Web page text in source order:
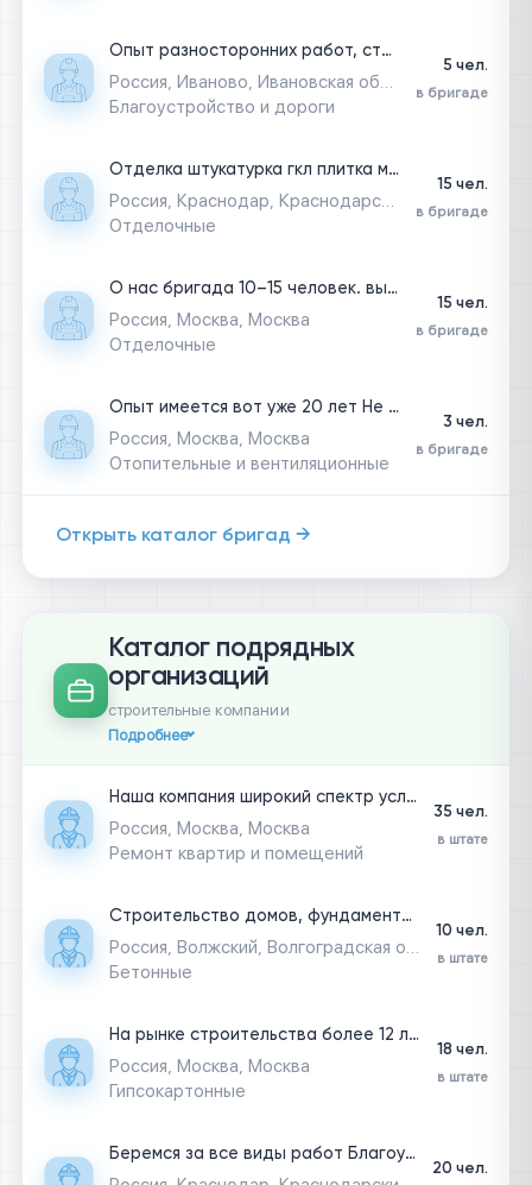
Опыт разносторонних работ, строим дом с нуля , делаем благоустройство и т.д!
Благоустройство и дороги
5 чел.
в бригаде
Отделка штукатурка гкл плитка малярка мокрый и вентилируемый фасад
Отделочные
15 чел.
в бригаде
О нас бригада 10–15 человек. выполняем полный комплекс строительных, ремонтных и отделочных работ любой сложности. работаем с квартирами, частными домами, коттеджами, дачами, офисами и коммерческими помещениями. основные направления: - ремонт квартир и домов под ключ; - малярные работы; - плиточные работы; - штукатурка и шпаклевка; - поклейка обоев; - укладка ламината, кварцвинила и других напольных покрытий; - монтаж гипсокартонных конструкций; - сантехнические работы; - электромонтажные работы; - демонтажные работы. при необходимости оперативно формируем бригаду под любой объект и привлекаем специалистов практически по всем строительным направлениям. работаем качественно, соблюдаем сроки и ответственно подходим к каждому заказу.
Россия, Москва, Москва
Отделочные
15 чел.
в бригаде
Опыт имеется вот уже 20 лет Не стоим на месте изучаем, рассчитываем делаем.
Россия, Москва, Москва
Отопительные и вентиляционные
3 чел.
в бригаде
Открыть каталог бригад →
Каталог подрядных
организаций
строительные компании
Подробнее
Наша компания широкий спектр услуг в сфере капитального строительства, богатый опыт в монтаже сетей , высотные работы, фасадные работы, отделочные работы, а также малоэтажное строительство ( в полном комплексе) от котлована до монтажа мебели, на высоком уровне выполним отделку дома квартиры, построим дом, коттедж, баню, гараж. Специалисты с высоким опытом, каждый в своей зоне ответственности опытный мастер, прораб, инженер ПТО. архитектор. Обращайтесь и получите качество на высоком уровне, выполним в обусловленный срок, выезд и смета бесплатно, наши цены приятно Вас удивят.
Россия, Москва, Москва
Ремонт квартир и помещений
35 чел.
в штате
Строительство домов, фундаментов, фасадов под ключ
Бетонные
10 чел.
в штате
На рынке строительства более 12 лет. профессионально занимаемся кровельными, отделочными, бетонными работами
Россия, Москва, Москва
Гипсокартонные
18 чел.
в штате
Беремся за все виды работ Благоустройства Бетонирование Земляные работы Кровля Каменная кладка И тд
20 чел.